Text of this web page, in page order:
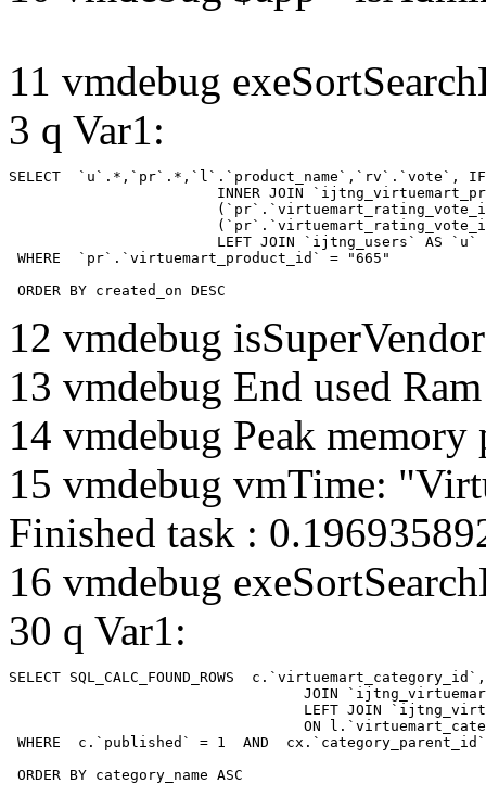
11 vmdebug
3 q Var1:
SELECT  `u`.*,`pr`.*,`l`.`product_name`,`rv`.`vote`,
WHERE  `pr`.`virtuemart_product_id` = "665"
ORDER BY created_on DESC
12 vmdebug
13 vmdebug End used
14 vmdebug Peak memory
15 vmdebug vmTime:
Finished task :
16 vmdebug
30 q Var1:
SELECT SQL_CALC_FOUND_ROWS
WHERE  c.`published` = 1  AND
ORDER BY category_name ASC